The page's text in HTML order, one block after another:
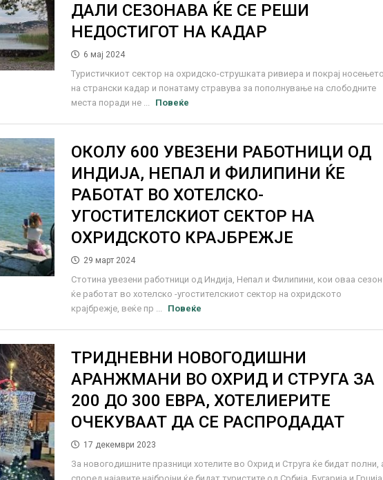
ДАЛИ СЕЗОНАВА ЌЕ СЕ РЕШИ
НЕДОСТИГОТ НА КАДАР
6 мај 2024
Туристичкиот сектор на охридско-струшката ривиера и покрај
на странски кадар и понатаму стравува за пополнување на слободните
места поради не ...
Повеќе
ОКОЛУ 600 УВЕЗЕНИ РАБОТНИЦИ ОД
ИНДИЈА, НЕПАЛ И ФИЛИПИНИ ЌЕ
РАБОТАТ ВО ХОТЕЛСКО-
УГОСТИТЕЛСКИОТ СЕКТОР НА
ОХРИДСКОТО КРАЈБРЕЖЈЕ
29 март 2024
Стотина увезени работници од Индија, Непал и Филипини, кои оваа
ќе работат во хотелско -угостителскиот сектор на охридското
крајбрежје, веќе пр ...
Повеќе
ТРИДНЕВНИ НОВОГОДИШНИ
АРАНЖМАНИ ВО ОХРИД И СТРУГА ЗА
200 ДО 300 ЕВРА, ХОТЕЛИЕРИТЕ
ОЧЕКУВААТ ДА СЕ РАСПРОДАДАТ
17 декември 2023
За новогодишните празници хотелите во Охрид и Струга ќе бидат полни,